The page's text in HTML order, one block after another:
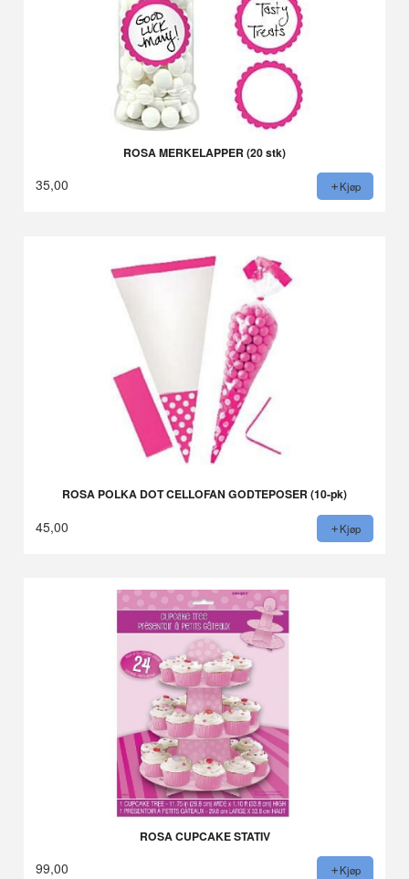
ROSA MERKELAPPER (20 stk)
35,00 Kjøp
ROSA POLKA DOT CELLOFAN GODTEPOSER (10-pk)
45,00 Kjøp
ROSA CUPCAKE STATIV
99,00 Kjøp